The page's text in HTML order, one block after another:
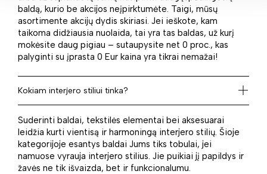
baldą, kurio be akcijos neįpirktumėte. Taigi, mūsų
asortimente akcijų dydis skiriasi. Jei ieškote, kam
taikoma didžiausia nuolaida, tai yra tas baldas, už kurį
mokėsite daug pigiau – sutaupysite net 0 proc., kas
palyginti su įprasta 0 Eur kaina yra tikrai nemažai!
Kokiam interjero stiliui tinka?
Suderinti baldai, tekstilės elementai bei aksesuarai
leidžia kurti vientisą ir harmoningą interjero stilių. Šioje
kategorijoje esantys baldai Jums tiks tobulai, jei
namuose vyrauja interjero stilius. Jie puikiai jį papildys ir
žavės ne tik išvaizda, bet ir funkcionalumu.